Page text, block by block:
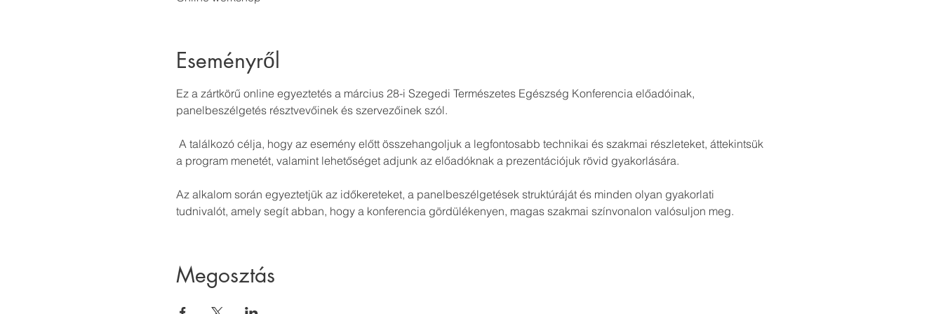
Eseményről
Ez a zártkörű online egyeztetés a március 28-i Szegedi Természetes Egészség Konferencia előadóinak,
panelbeszélgetés résztvevőinek és szervezőinek szól.
a program menetét, valamint lehetőséget adjunk az előadóknak a prezentációjuk rövid gyakorlására.
Az alkalom során egyeztetjük az időkereteket, a panelbeszélgetések struktúráját és minden olyan gyakorlati
tudnivalót, amely segít abban, hogy a konferencia gördülékenyen, magas szakmai színvonalon valósuljon meg.
Megosztás